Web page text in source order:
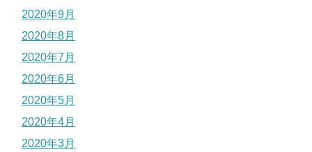
2020年9月
2020年8月
2020年7月
2020年6月
2020年5月
2020年4月
2020年3月